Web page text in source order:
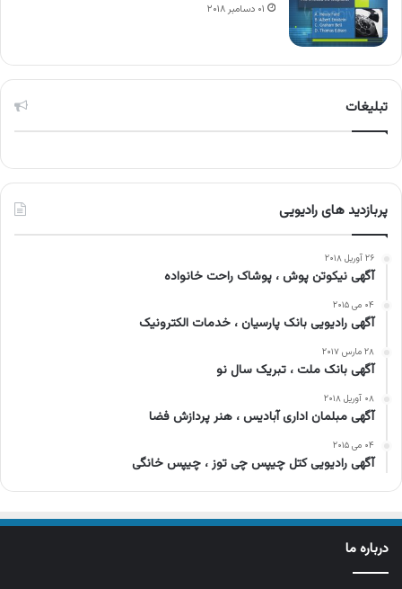
۰۱ دسامبر ۲۰۱۸
تبلیغات
پربازدید های رادیویی
۲۶ آوریل ۲۰۱۸
آگهی نیکوتن پوش ، پوشاک راحت خانواده
۰۴ می ۲۰۱۵
آگهی رادیویی بانک پارسیان ، خدمات الکترونیک
۲۸ مارس ۲۰۱۷
آگهی بانک ملت ، تبریک سال نو
۰۸ آوریل ۲۰۱۸
آگهی مبلمان اداری آبادیس ، هنر پردازش فضا
۰۴ می ۲۰۱۵
آگهی رادیویی کتل چیپس چی توز ، چیپس خانگی
درباره ما